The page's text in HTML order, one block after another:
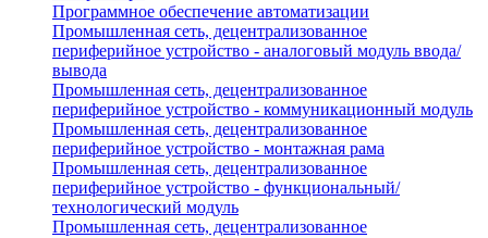
Программное обеспечение автоматизации
Промышленная сеть, децентрализованное
периферийное устройство - аналоговый модуль ввода/
вывода
Промышленная сеть, децентрализованное
периферийное устройство - коммуникационный модуль
Промышленная сеть, децентрализованное
периферийное устройство - монтажная рама
Промышленная сеть, децентрализованное
периферийное устройство - функциональный/
технологический модуль
Промышленная сеть, децентрализованное